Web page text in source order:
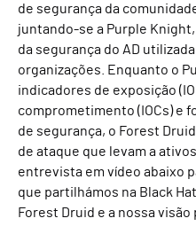
de segurança da
juntando-se a Purple
da segurança do AD
organizações. Enquanto o
indicadores de exposição
comprometimento (IOCs) e
de segurança, o Forest
de ataque que levam a
entrevista em vídeo abaixo
que partilhámos na Black
Forest Druid e a nossa visão